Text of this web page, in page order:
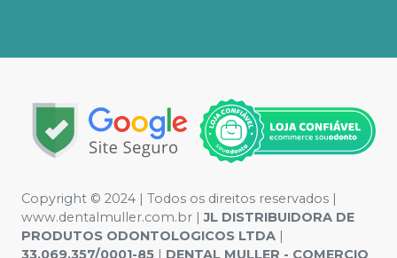
Copyright © 2024 | Todos os direitos reservados |
www.dentalmuller.com.br |JL DISTRIBUIDORA DE
PRODUTOS ODONTOLOGICOS LTDA |
33.069.357/0001-85 | DENTAL MULLER - COMERCIO